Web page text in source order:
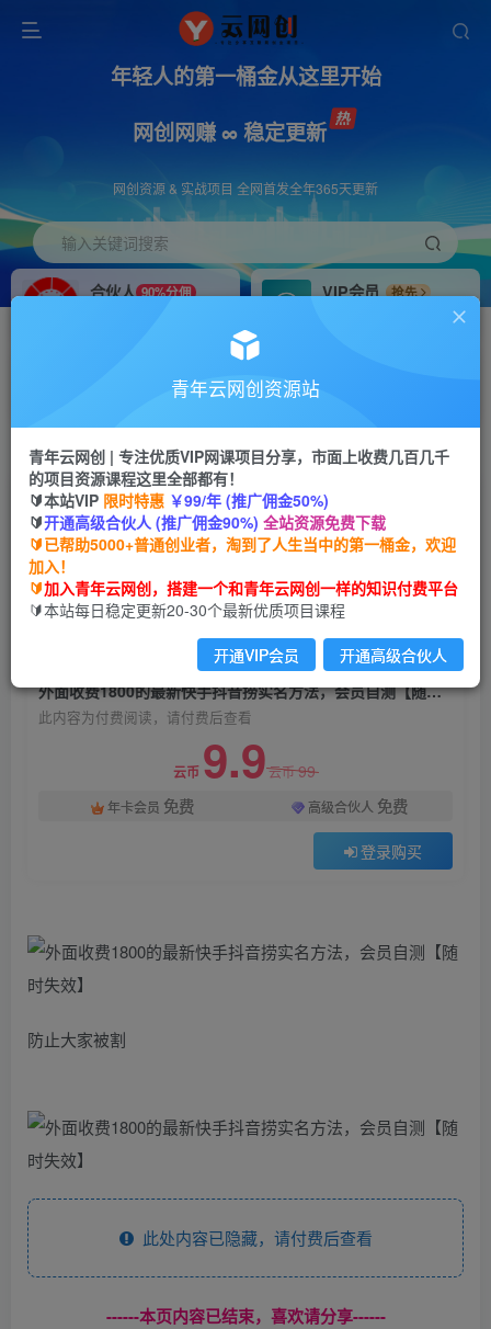
年轻人的第一桶金从这里开始
网创网赚 ∞ 稳定更新
网创资源 & 实战项目 全网首发全年365天更新
输入关键词搜索
合伙人 90%分佣
VIP会员
抢先
搭建同款网站，自己当老板
首页 创业课程 会员免费 正文
外面收费1800的最新快手抖音捞实名方法，会员
自测【随时失效】
青年云网创
2年前发布
关注 私信
外面收费1800的最新快手抖音捞实名方法，会员自测【随时失效】
此内容为付费阅读，请付费后查看
云币 9.9云币99
年卡会员 免费 高级合伙人 免费
登录购买
防止大家被割
此处内容已隐藏，请付费后查看
------本页内容已结束，喜欢请分享------
青年云网创资源站
青年云网创 | 专注优质VIP网课项目分享，市面上收费几百几千
的项目资源课程这里全部都有！
🔰本站VIP 限时特惠 ￥99/年 (推广佣金50%)
🔰开通高级合伙人 (推广佣金90%) 全站资源免费下载
🔰已帮助5000+普通创业者，淘到了人生当中的第一桶金，欢迎
加入！
🔰加入青年云网创，搭建一个和青年云网创一样的知识付费平台
🔰本站每日稳定更新20-30个最新优质项目课程
开通VIP会员 开通高级合伙人